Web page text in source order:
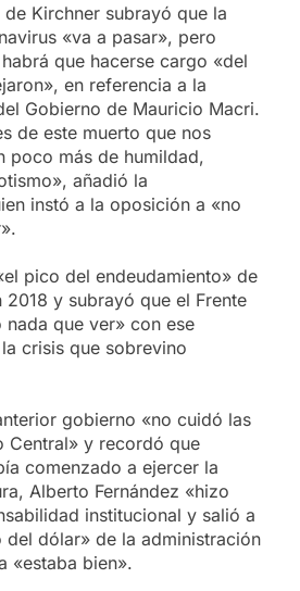
de Kirchner subrayó que la
«va a pasar», pero
que hacerse cargo «del
en referencia a la
Gobierno de Mauricio Macri.
de este muerto que nos
poco más de humildad,
añadió la
instó a la oposición a «no
pico del endeudamiento» de
2018 y subrayó que el Frente
que ver» con ese
crisis que sobrevino
gobierno «no cuidó las
Central» y recordó que
comenzado a ejercer la
Alberto Fernández «hizo
institucional y salió a
dólar» de la administración
«estaba bien».